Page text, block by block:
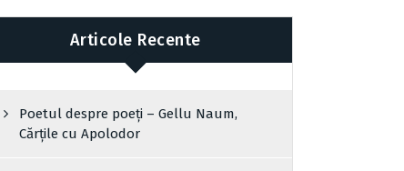
Articole Recente
Poetul despre poeți – Gellu Naum,
Cărțile cu Apolodor